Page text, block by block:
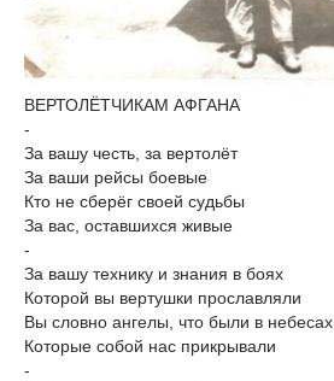
ВЕРТОЛЁТЧИКАМ АФГАНА
-
За вашу честь, за вертолёт
За ваши рейсы боевые
Кто не сберёг своей судьбы
За вас, оставшихся живые
-
За вашу технику и знания в боях
Которой вы вертушки прославляли
Вы словно ангелы, что были в небесах
Которые собой нас прикрывали
-